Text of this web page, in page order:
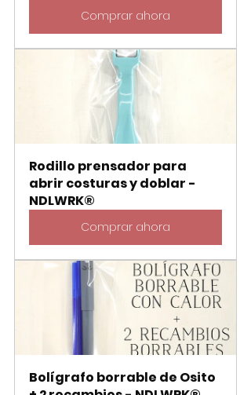
Comprar ahora
Rodillo prensador para
abrir costuras y doblar -
NDLWRK®
Comprar ahora
Bolígrafo borrable de Osito